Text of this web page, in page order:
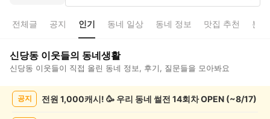
전체글 공지 인기 동네 일상 동네 정보 맛집 추천 분
신당동 이웃들의 동네생활
신당동 이웃들이 직접 올린 동네 정보, 후기, 질문들을 모아봐요
공지 전원 1,000캐시! 🥳 우리 동네 썰전 14회차 OPEN (~8/17)